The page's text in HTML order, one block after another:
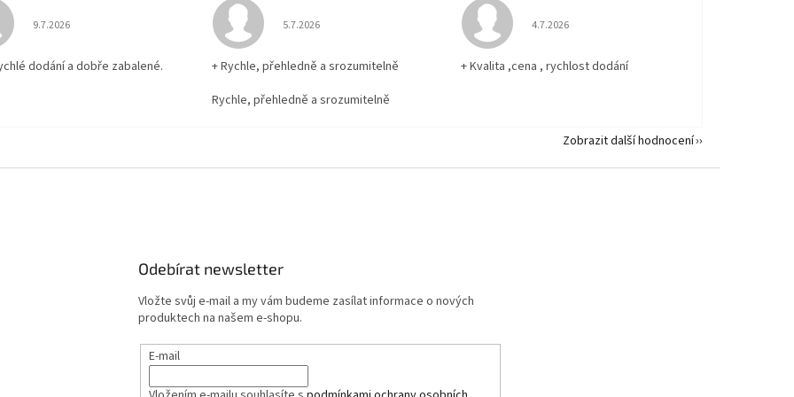
Hodnocení obchodu je 5 z 5 hvězdiček.
9.7.2026
dodání a dobře zabalené.
Hodnocení obchodu je 5 z 5 hvězdiček.
5.7.2026
+ Rychle, přehledně a srozumitelně
Rychle, přehledně a srozumitelně
Hodnocení obchodu je 5 z 5 hvězdiček.
4.7.2026
+ Kvalita ,cena , rychlost dodání
Zobrazit další hodnocení
Odebírat newsletter
Vložte svůj e-mail a my vám budeme zasílat informace o nových
produktech na našem e-shopu.
E-mail